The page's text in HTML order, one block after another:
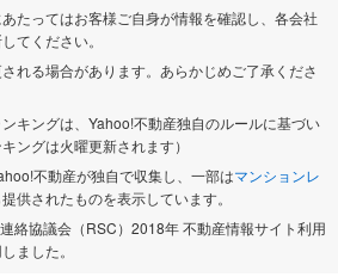
たってはお客様ご自身が情報を確認し、各会社
てください。
れる場合があります。あらかじめご了承くださ
キングは、Yahoo!不動産独自のルールに基づい
ングは火曜更新されます）
不動産が独自で収集し、一部はマンションレ
供されたものを表示しています。
絡協議会（RSC）2018年 不動産情報サイト利用
ました。